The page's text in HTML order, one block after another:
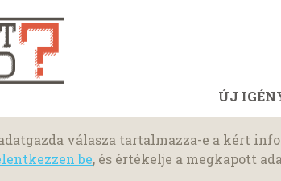
ÚJ
válasza tartalmazza-e a kért
be, és értékelje a megkapott